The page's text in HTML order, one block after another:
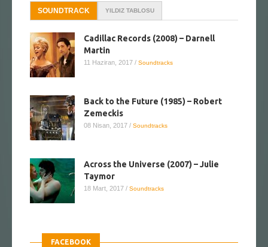
SOUNDTRACK YILDIZ TABLOSU
Cadillac Records (2008) – Darnell
Martin
11 Haziran, 2017 / Soundtracks
Back to the Future (1985) – Robert
Zemeckis
08 Nisan, 2017 / Soundtracks
Across the Universe (2007) – Julie
Taymor
18 Mart, 2017 / Soundtracks
FACEBOOK